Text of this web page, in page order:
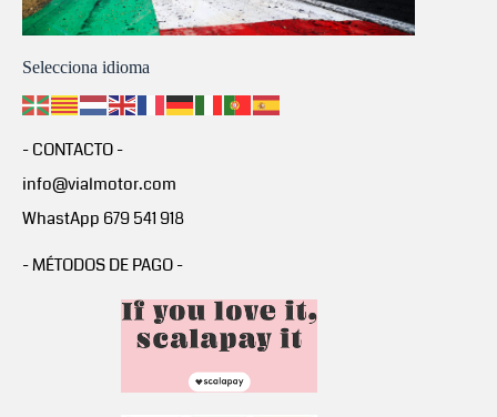
Selecciona idioma
- CONTACTO -
info@vialmotor.com
WhastApp 679 541 918
- MÉTODOS DE PAGO -